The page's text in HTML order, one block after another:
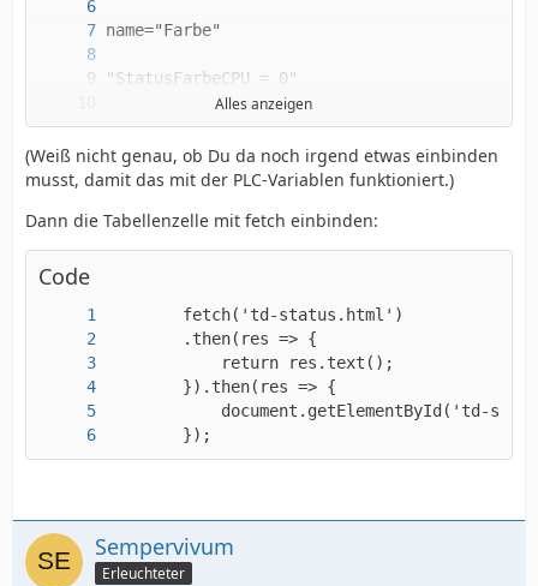
alt="Farbe" >
Alles anzeigen
(Weiß nicht genau, ob Du da noch irgend etwas einbinden
musst, damit das mit der PLC-Variablen funktioniert.)
Dann die Tabellenzelle mit fetch einbinden:
Code
        });
Sempervivum
Erleuchteter